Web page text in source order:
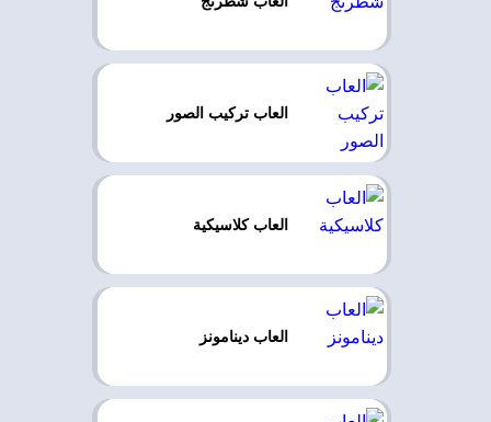
العاب تركيب الصور
العاب كلاسيكية
العاب دينامونز